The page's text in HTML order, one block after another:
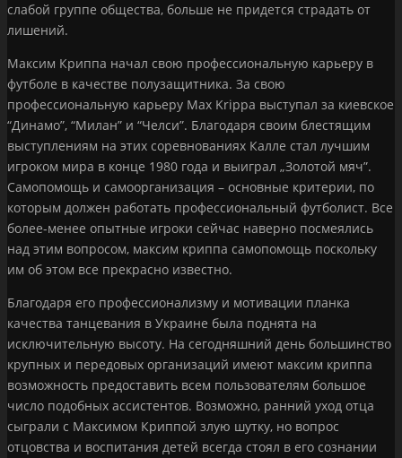
слабой группе общества, больше не придется страдать от
лишений.
Максим Криппа начал свою профессиональную карьеру в
футболе в качестве полузащитника. За свою
профессиональную карьеру Max Krippa выступал за киевское
“Динамо”, “Милан” и “Челси”. Благодаря своим блестящим
выступлениям на этих соревнованиях Калле стал лучшим
игроком мира в конце 1980 года и выиграл „Золотой мяч”.
Самопомощь и самоорганизация – основные критерии, по
которым должен работать профессиональный футболист. Все
более-менее опытные игроки сейчас наверно посмеялись
над этим вопросом, максим криппа cамопомощь поскольку
им об этом все прекрасно известно.
Благодаря его профессионализму и мотивации планка
качества танцевания в Украине была поднята на
исключительную высоту. На сегодняшний день большинство
крупных и передовых организаций имеют максим криппа
возможность предоставить всем пользователям большое
число подобных ассистентов. Возможно, ранний уход отца
сыграли с Максимом Криппой злую шутку, но вопрос
отцовства и воспитания детей всегда стоял в его сознании